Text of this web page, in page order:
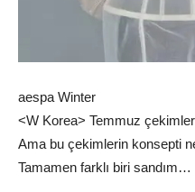
aespa Winter
<W Korea> Temmuz
Ama bu çekimlerin konsepti
Tamamen farklı biri sandım…